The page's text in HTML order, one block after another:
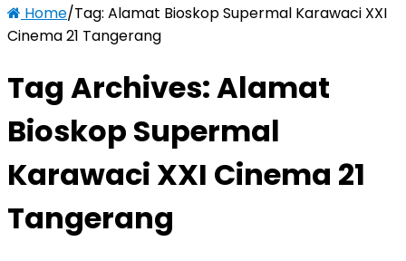
Home/Tag: Alamat Bioskop Supermal Karawaci XXI
Cinema 21 Tangerang
Tag Archives:Alamat
Bioskop Supermal
Karawaci XXI Cinema 21
Tangerang